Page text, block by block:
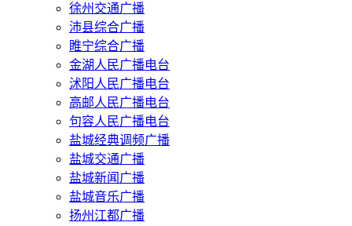
徐州交通广播
沛县综合广播
睢宁综合广播
金湖人民广播电台
沭阳人民广播电台
高邮人民广播电台
句容人民广播电台
盐城经典调频广播
盐城交通广播
盐城新闻广播
盐城音乐广播
扬州江都广播